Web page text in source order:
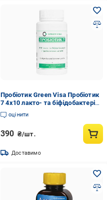
Пробіотик Green Visa Пробіотик
7 4х10 лакто- та біфідобактерій
7 пробіотичних штамів 30 капс.
(000027789)
оцінити
390 ₴/шт.
Доставимо